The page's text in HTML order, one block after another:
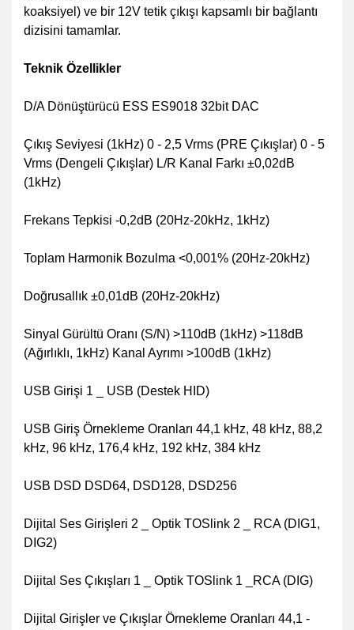
koaksiyel) ve bir 12V tetik çıkışı kapsamlı bir bağlantı
dizisini tamamlar.
Teknik Özellikler
D/A Dönüştürücü ESS ES9018 32bit DAC
Çıkış Seviyesi (1kHz) 0 - 2,5 Vrms (PRE Çıkışlar) 0 - 5
Vrms (Dengeli Çıkışlar) L/R Kanal Farkı ±0,02dB
(1kHz)
Frekans Tepkisi -0,2dB (20Hz-20kHz, 1kHz)
Toplam Harmonik Bozulma <0,001% (20Hz-20kHz)
Doğrusallık ±0,01dB (20Hz-20kHz)
Sinyal Gürültü Oranı (S/N) >110dB (1kHz) >118dB
(Ağırlıklı, 1kHz) Kanal Ayrımı >100dB (1kHz)
USB Girişi 1 _ USB (Destek HID)
USB Giriş Örnekleme Oranları 44,1 kHz, 48 kHz, 88,2
kHz, 96 kHz, 176,4 kHz, 192 kHz, 384 kHz
USB DSD DSD64, DSD128, DSD256
Dijital Ses Girişleri 2 _ Optik TOSlink 2 _ RCA (DIG1, ​​
DIG2)
Dijital Ses Çıkışları 1 _ Optik TOSlink 1 _RCA (DIG)
Dijital Girişler ve Çıkışlar Örnekleme Oranları 44,1 -